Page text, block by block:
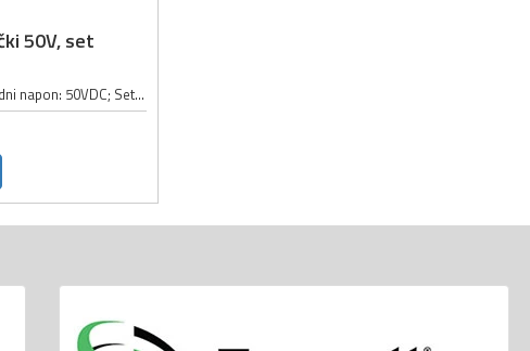
50V, set
Kondezator tip: keramički; Radni napon: 50VDC; Set sadrži: 960 kondezatora (po 40 kondezatora u 24 različite vrednosti);